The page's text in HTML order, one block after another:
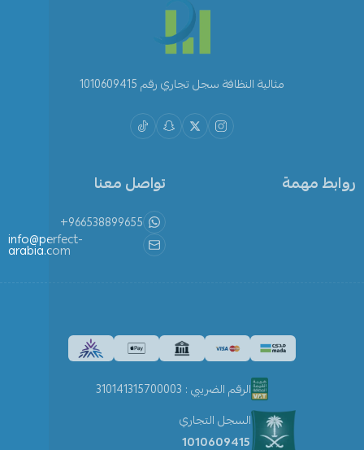
مثالية النظافة سجل تجاري رقم 1010609415
روابط مهمة تواصل معنا
+966538899655
info@perfect-
arabia.com
السجل التجاري
1010609415
الرقم الضريبي : 310141315700003